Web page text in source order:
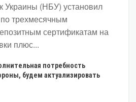
Украины (НБУ) установил
трехмесячным
сертификатам на
плюс...
потребность
будем актуализировать